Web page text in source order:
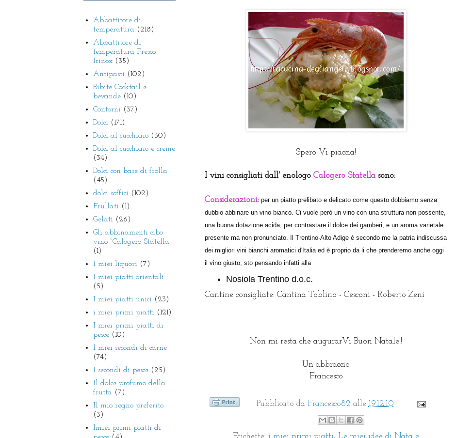
Spero Vi piaccia!
I vini consigliati dall' enologo Calogero Statella sono:
Considerazioni: per un piatto prelibato e delicato come questo dobbiamo senza
dubbio abbinare un vino bianco. Ci vuole però un vino con una struttura non possente,
una buona dotazione acida, per contrastare il dolce dei gamberi, e un aroma varietale
presente ma non pronunciato. Il Trentino-Alto Adige è secondo me la patria indiscussa
dei migliori vini bianchi aromatici d'Italia ed è proprio da li che prenderemo anche oggi
il vino giusto; sto pensando infatti alla
Nosiola Trentino d.o.c.
Cantine consigliate: Cantina Toblino - Cesconi - Roberto Zeni
Non mi resta che augurarVi Buon Natale!!
Un abbraccio
Francesco
Pubblicato da Francesco82 alle 19.12.10
Etichette: i miei primi piatti, Le miei idee di Natale
Abbattitore di
temperatura (218)
Abbattitore di
temperatura Fresco
Irinox (35)
Antipasti (102)
Bibite Cocktail e
bevande (10)
Contorni (37)
Dolci (171)
Dolci al cucchiaio (30)
Dolci al cucchiaio e creme
(34)
Dolci con base di frolla
(45)
dolci soffici (102)
Frullati (1)
Gelati (26)
Gli abbinamenti cibo
vino "Calogero Statella"
(1)
I miei liquori (7)
I miei piatti orientali
(5)
I miei piatti unici (23)
i miei primi piatti (121)
I miei primi piatti di
pesce (10)
I miei secondi di carne
(74)
I secondi di pesce (25)
Il dolce profumo della
frutta (7)
Il mio regno preferito
(3)
Imiei primi piatti di